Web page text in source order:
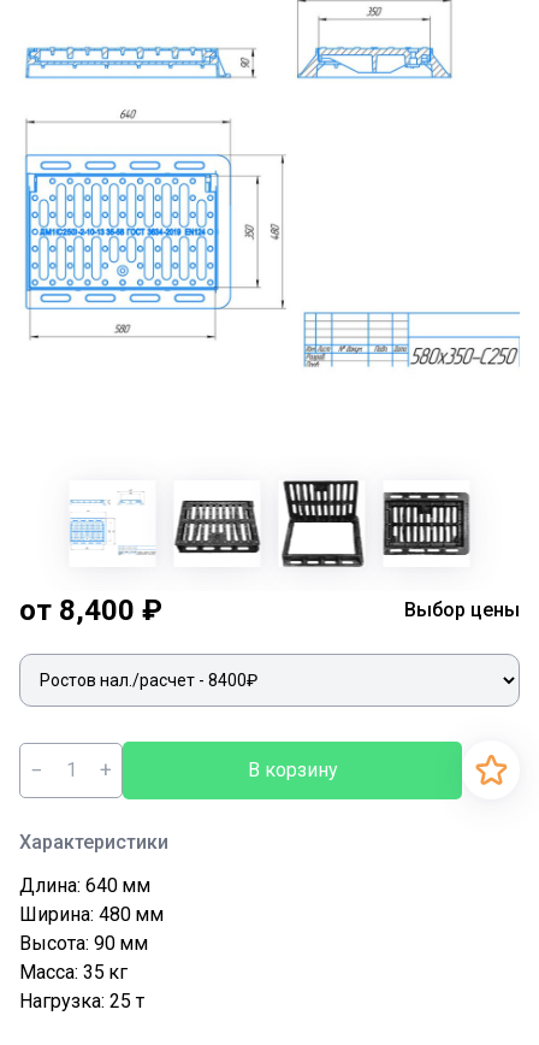
от 8,400 ₽ Выбор цены
− + В корзину
Характеристики
Длина: 640 мм
Ширина: 480 мм
Высота: 90 мм
Масса: 35 кг
Нагрузка: 25т